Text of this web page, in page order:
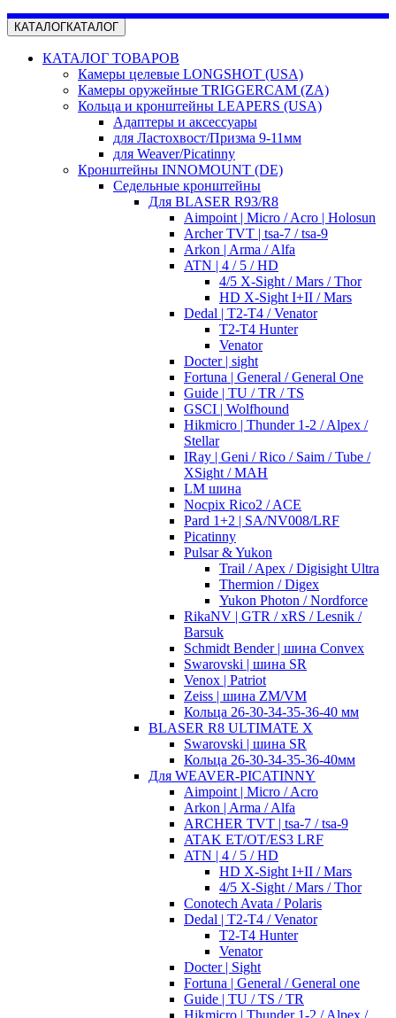
КАТАЛОГКАТАЛОГ
КАТАЛОГ ТОВАРОВ
Камеры целевые LONGSHOT (USA)
Камеры оружейные TRIGGERCAM (ZA)
Кольца и кронштейны LEAPERS (USA)
Адаптеры и аксессуары
для Ластохвост/Призма 9-11мм
для Weaver/Picatinny
Кронштейны INNOMOUNT (DE)
Седельные кронштейны
Для BLASER R93/R8
Aimpoint | Micro / Acro | Holosun
Archer TVT | tsa-7 / tsa-9
Arkon | Arma / Alfa
ATN | 4 / 5 / HD
4/5 X-Sight / Mars / Thor
HD X-Sight I+II / Mars
Dedal | T2-T4 / Venator
T2-T4 Hunter
Venator
Docter | sight
Fortuna | General / General One
Guide | TU / TR / TS
GSCI | Wolfhound
Hikmicro | Thunder 1-2 / Alpex /
Stellar
IRay | Geni / Rico / Saim / Tube /
XSight / MAH
LM шина
Nocpix Rico2 / ACE
Pard 1+2 | SA/NV008/LRF
Picatinny
Pulsar & Yukon
Trail / Apex / Digisight Ultra
Thermion / Digex
Yukon Photon / Nordforce
RikaNV | GTR / xRS / Lesnik /
Barsuk
Schmidt Bender | шина Convex
Swarovski | шина SR
Venox | Patriot
Zeiss | шина ZM/VM
Кольца 26-30-34-35-36-40 мм
BLASER R8 ULTIMATE X
Swarovski | шина SR
Кольца 26-30-34-35-36-40мм
Для WEAVER-PICATINNY
Aimpoint | Micro / Acro
Arkon | Arma / Alfa
ARCHER TVT | tsa-7 / tsa-9
ATAK ET/OT/ES3 LRF
ATN | 4 / 5 / HD
HD X-Sight I+II / Mars
4/5 X-Sight / Mars / Thor
Conotech Avata / Polaris
Dedal | T2-T4 / Venator
T2-T4 Hunter
Venator
Docter | Sight
Fortuna | General / General one
Guide | TU / TS / TR
Hikmicro | Thunder 1-2 / Alpex /